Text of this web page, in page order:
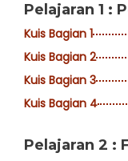
Pelajaran 1 :
Kuis Bagian 1
Kuis Bagian 2
Kuis Bagian 3
Kuis Bagian 4
Pelajaran 2 :